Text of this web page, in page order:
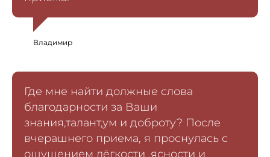
Владимир
Где мне найти должные слова
благодарности за Ваши
знания,талант,ум и доброту? После
вчерашнего приема, я проснулась с
ощущением лёгкости ,ясности и